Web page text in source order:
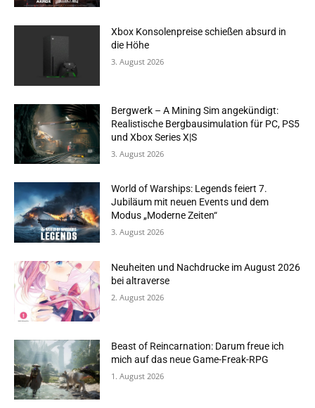
Xbox Konsolenpreise schießen absurd in
die Höhe
3. August 2026
Bergwerk – A Mining Sim angekündigt:
Realistische Bergbausimulation für PC, PS5
und Xbox Series X|S
3. August 2026
World of Warships: Legends feiert 7.
Jubiläum mit neuen Events und dem
Modus „Moderne Zeiten“
3. August 2026
Neuheiten und Nachdrucke im August 2026
bei altraverse
2. August 2026
Beast of Reincarnation: Darum freue ich
mich auf das neue Game-Freak-RPG
1. August 2026